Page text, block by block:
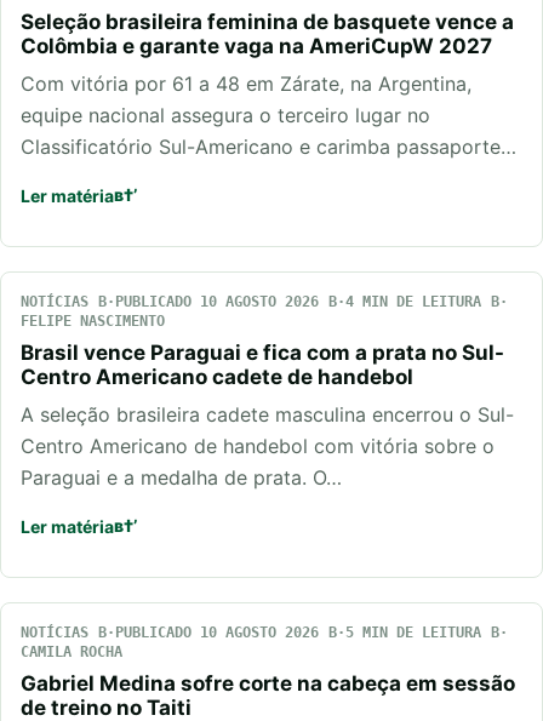
Seleção brasileira feminina de basquete vence a
Colômbia e garante vaga na AmeriCupW 2027
Com vitória por 61 a 48 em Zárate, na Argentina,
equipe nacional assegura o terceiro lugar no
Classificatório Sul-Americano e carimba passaporte…
Ler matéria
NOTÍCIAS PUBLICADO 10 AGOSTO 2026
4 MIN DE LEITURA
FELIPE NASCIMENTO
Brasil vence Paraguai e fica com a prata no Sul-
Centro Americano cadete de handebol
A seleção brasileira cadete masculina encerrou o Sul-
Centro Americano de handebol com vitória sobre o
Paraguai e a medalha de prata. O…
Ler matéria
NOTÍCIAS PUBLICADO 10 AGOSTO 2026
5 MIN DE LEITURA
CAMILA ROCHA
Gabriel Medina sofre corte na cabeça em sessão
de treino no Taiti